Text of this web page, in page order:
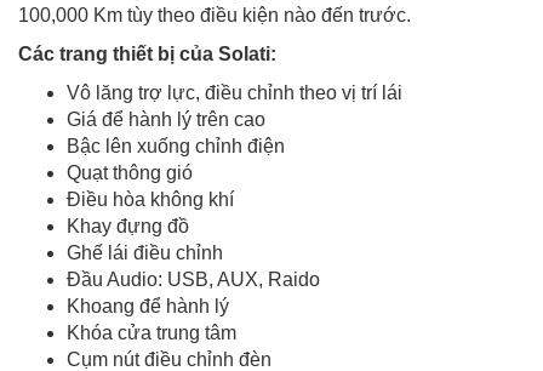
100,000 Km tùy theo điều kiện nào đến trước.
Các trang thiết bị của Solati:
Vô lăng trợ lực, điều chỉnh theo vị trí lái
Giá để hành lý trên cao
Bậc lên xuống chỉnh điện
Quạt thông gió
Điều hòa không khí
Khay đựng đồ
Ghế lái điều chỉnh
Đầu Audio: USB, AUX, Raido
Khoang để hành lý
Khóa cửa trung tâm
Cụm nút điều chỉnh đèn